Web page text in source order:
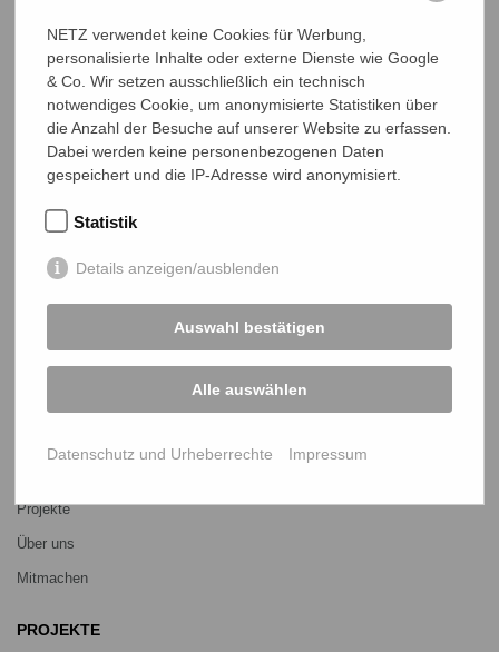
Mitgliederversammlung 2027
Marktlaubenstraße 9
Germany
Telefon
netz@bangladesch.org
Projekte
Über uns
Mitmachen
PROJEKTE
NETZ verwendet keine Cookies für Werbung,
personalisierte Inhalte oder externe Dienste wie Google
& Co. Wir setzen ausschließlich ein technisch
notwendiges Cookie, um anonymisierte Statistiken über
die Anzahl der Besuche auf unserer Website zu erfassen.
Dabei werden keine personenbezogenen Daten
gespeichert und die IP-Adresse wird anonymisiert.
Statistik
Details anzeigen/ausblenden
Auswahl bestätigen
Alle auswählen
Datenschutz und Urheberrechte Impressum